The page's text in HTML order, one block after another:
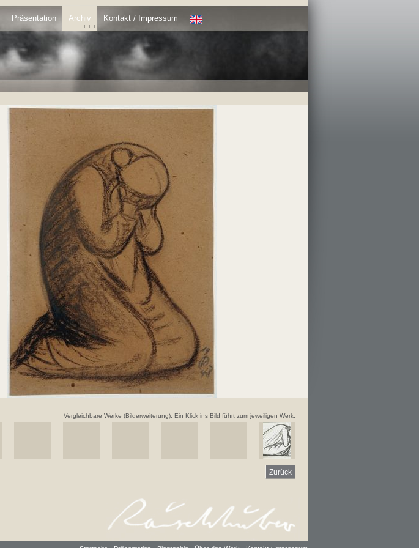
Präsentation Archiv Kontakt / Impressum
Vergleichbare Werke (Bilderweiterung). Ein Klick ins Bild führt zum jeweiligen Werk.
Zurück